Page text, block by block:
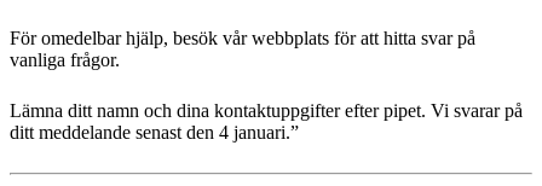
För omedelbar hjälp, besök vår webbplats för att hitta svar på
vanliga frågor.
Lämna ditt namn och dina kontaktuppgifter efter pipet. Vi svarar på
ditt meddelande senast den 4 januari.”